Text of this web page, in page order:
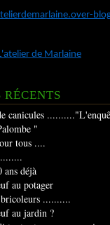
de Marlaine
canicules
"
tous ....
ans déjà
au potager
..........
au jardin ?